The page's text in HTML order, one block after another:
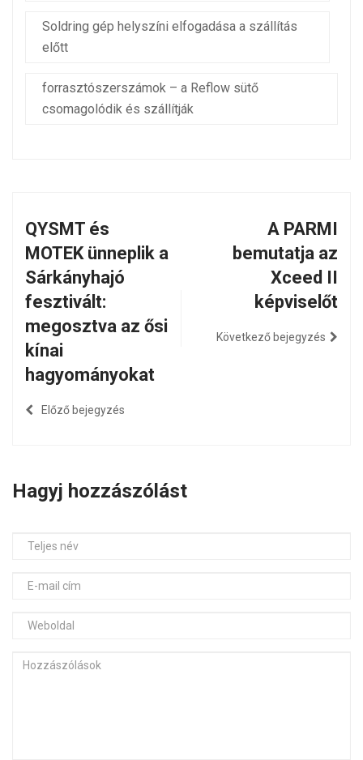
Soldring gép helyszíni elfogadása a szállítás
előtt
forrasztószerszámok – a Reflow sütő
csomagolódik és szállítják
QYSMT és
MOTEK ünneplik a
Sárkányhajó
fesztivált:
megosztva az ősi
kínai
hagyományokat
Előző bejegyzés
A PARMI
bemutatja az
Xceed II
képviselőt
Következő bejegyzés
Hagyj hozzászólást